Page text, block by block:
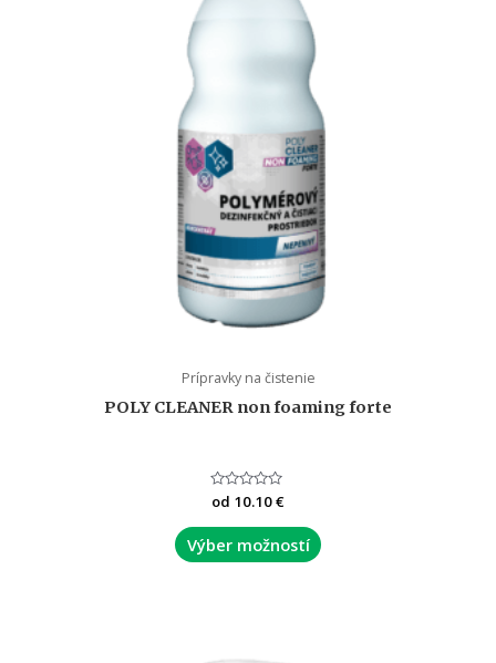
Prípravky na čistenie
POLY CLEANER non foaming forte
Hodnotenie
0
z
od 10.10€
Výber možností